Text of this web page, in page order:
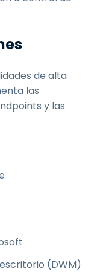
de alta
las
y las
(DWM)